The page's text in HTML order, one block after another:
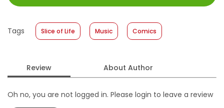
Size
:
13 x 18
Format
Softcover
Tags Slice of Life Music Comics
Review About Author
Oh no, you are not logged in. Please login to leave a review